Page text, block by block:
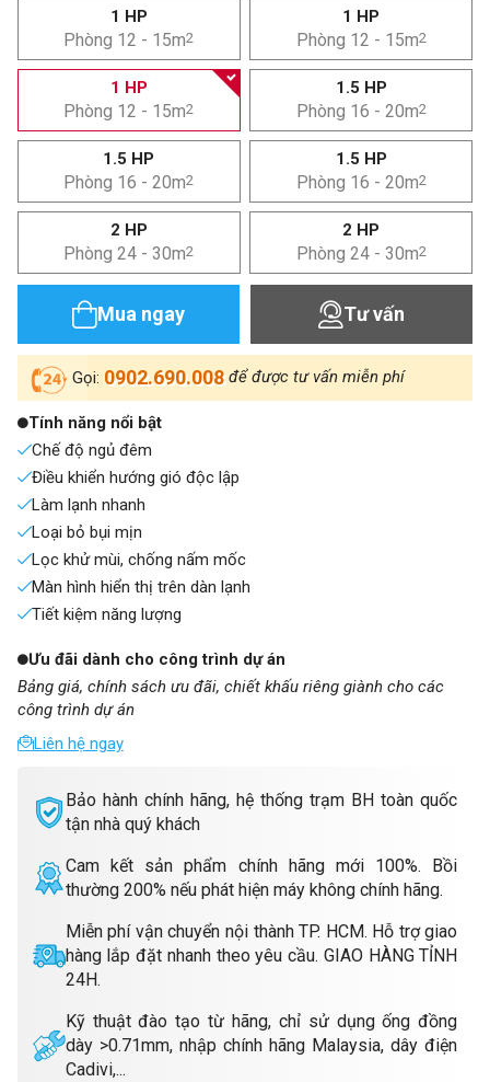
1 HP
Phòng 12 - 15m2
1 HP
Phòng 12 - 15m2
1 HP
Phòng 12 - 15m2
1.5 HP
Phòng 16 - 20m2
1.5 HP
Phòng 16 - 20m2
1.5 HP
Phòng 16 - 20m2
2 HP
Phòng 24 - 30m2
2 HP
Phòng 24 - 30m2
Mua ngay Tư vấn
Gọi: 0902.690.008 để được tư vấn miễn phí
Tính năng nổi bật
Chế độ ngủ đêm
Điều khiển hướng gió độc lập
Làm lạnh nhanh
Loại bỏ bụi mịn
Lọc khử mùi, chống nấm mốc
Màn hình hiển thị trên dàn lạnh
Tiết kiệm năng lượng
Bảo hành chính hãng, hệ thống trạm BH toàn quốc
tận nhà quý khách
Cam kết sản phẩm chính hãng mới 100%. Bồi
thường 200% nếu phát hiện máy không chính hãng.
Miễn phí vận chuyển nội thành TP. HCM. Hỗ trợ giao
hàng lắp đặt nhanh theo yêu cầu. GIAO HÀNG TỈNH
24H.
Kỹ thuật đào tạo từ hãng, chỉ sử dụng ống đồng
dày >0.71mm, nhập chính hãng Malaysia, dây điện
Cadivi,...
Ưu đãi dành cho công trình dự án
Bảng giá, chính sách ưu đãi, chiết khấu riêng giành cho các
công trình dự án
Liên hệ ngay